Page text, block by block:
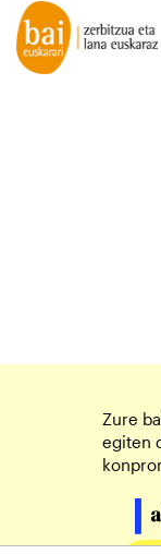
Zure
egiten